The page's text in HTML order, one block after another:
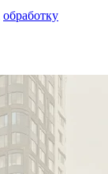
обработку